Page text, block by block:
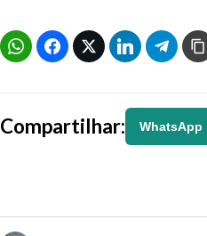
Compartilhar: WhatsApp